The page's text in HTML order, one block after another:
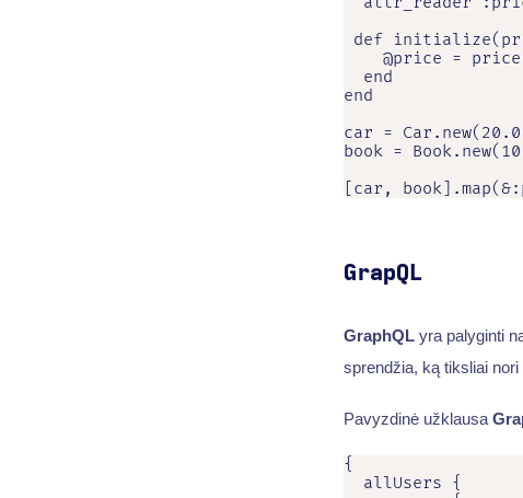
def
    @price = price
  end
end
car =
book =
[car,
GrapQL
GraphQLyra palyginti
sprendžia, ką tiksliai
Pavyzdinė užklausa
{
  allUsers {